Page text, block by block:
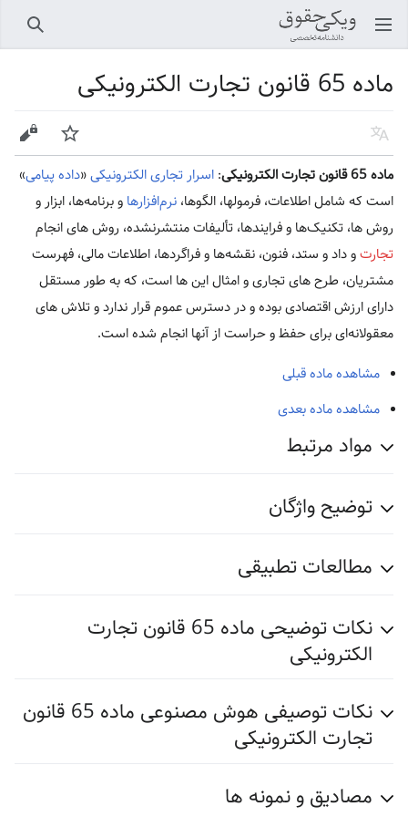
باز کردن منو اصلی جستجو
ماده 65 قانون تجارت الکترونیکی
زبان پیگیری ویرایش
ماده 65 قانون تجارت الکترونیکی : اسرار تجاری الکترونیکی«‌داده پیامی»
است که شامل اطلاعات،‌ فرمولها، الگوها، نرم‌افزارها و برنامه‌ها، ابزار و
روش ها، تکنیک‌ها و فرایندها، تألیفات منتشر‌نشده، روش های انجام
تجارتو داد و ستد، فنون، نقشه‌ها و فراگردها، اطلاعات مالی،‌ فهرست
مشتریان، طرح های تجاری و امثال این ها است، که به طور مستقل
دارای ارزش‌ اقتصادی بوده و در دسترس عموم قرار ندارد و تلاش های
معقولانه‌ای برای حفظ و حراست‌ از آنها انجام شده است.
مشاهده ماده قبلی
مشاهده ماده بعدی
مواد مرتبط
توضیح واژگان
مطالعات تطبیقی
نکات توضیحی ماده 65 قانون تجارت
الکترونیکی
نکات توصیفی هوش مصنوعی ماده 65 قانون
تجارت الکترونیکی
مصادیق و نمونه ها